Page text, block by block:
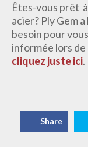
Êtes-vous prêt
acier? Ply Gem
besoin pour
informée lors de
cliquez juste ici.
Share